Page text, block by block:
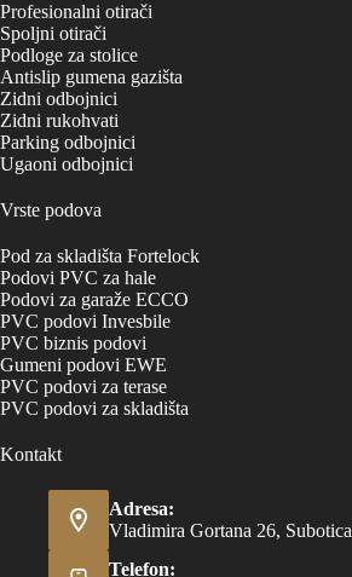
Profesionalni otirači
Spoljni otirači
Podloge za stolice
Antislip gumena gazišta
Zidni odbojnici
Zidni rukohvati
Parking odbojnici
Ugaoni odbojnici
Vrste podova
Pod za skladišta Fortelock
Podovi PVC za hale
Podovi za garaže ECCO
PVC podovi Invesbile
PVC biznis podovi
Gumeni podovi EWE
PVC podovi za terase
PVC podovi za skladišta
Kontakt
Adresa:
Vladimira Gortana 26, Subotica
Telefon: